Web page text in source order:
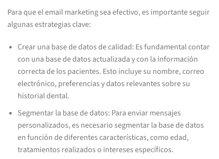
Para que el email marketing sea efectivo, es importante seguir
algunas estrategias clave:
Crear una base de datos de calidad: Es fundamental contar
con una base de datos actualizada y con la información
correcta de los pacientes. Esto incluye su nombre, correo
electrónico, preferencias y datos relevantes sobre su
historial dental.
Segmentar la base de datos: Para enviar mensajes
personalizados, es necesario segmentar la base de datos
en función de diferentes características, como edad,
tratamientos realizados o intereses específicos.